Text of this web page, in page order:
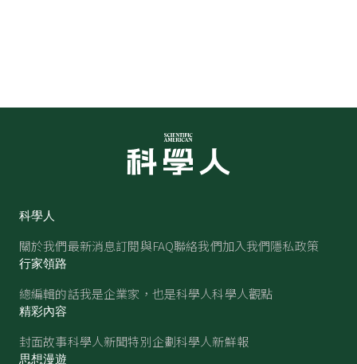
科學人
關於我們最新消息訂閱與FAQ聯絡我們加入我們隱私政策
行家領路
總編輯的話我是企業家，也是科學人科學人觀點
精彩內容
封面故事科學人新聞特別企劃科學人新鮮報
思想漫遊